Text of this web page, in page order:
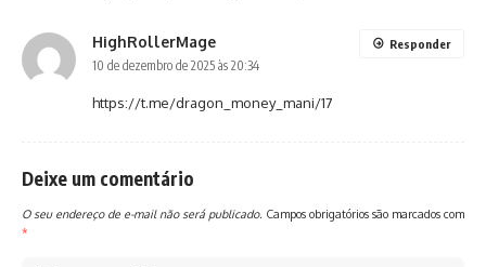
HighRollerMage
10 de dezembro de 2025 às 20:34
https://t.me/dragon_money_mani/17
Responder
Deixe um comentário
O seu endereço de e-mail não será publicado. Campos obrigatórios são marcados com
*